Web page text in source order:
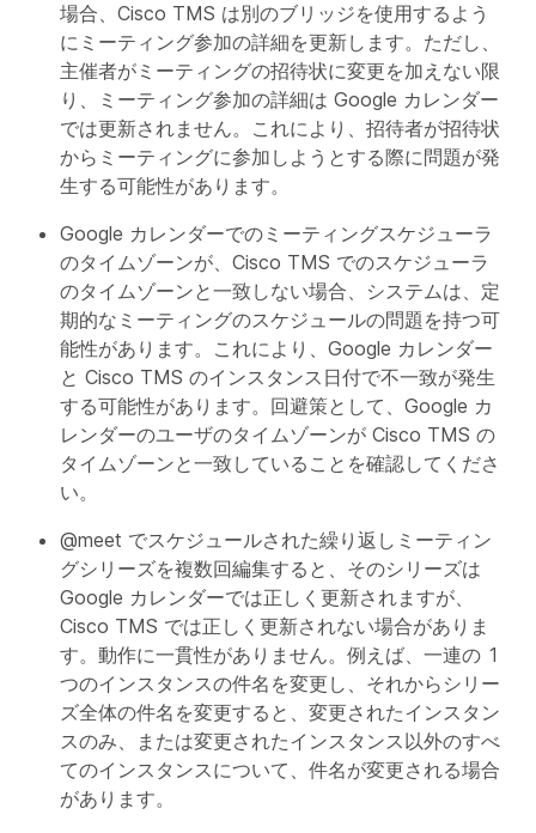
場合、Cisco TMS は別のブリッジを使用するよう
にミーティング参加の詳細を更新します。ただし、
主催者がミーティングの招待状に変更を加えない限
り、ミーティング参加の詳細は Google カレンダー
では更新されません。これにより、招待者が招待状
からミーティングに参加しようとする際に問題が発
生する可能性があります。
Google カレンダーでのミーティングスケジューラ
のタイムゾーンが、Cisco TMS でのスケジューラ
のタイムゾーンと一致しない場合、システムは、定
期的なミーティングのスケジュールの問題を持つ可
能性があります。これにより、Google カレンダー
と Cisco TMS のインスタンス日付で不一致が発生
する可能性があります。回避策として、Google カ
レンダーのユーザのタイムゾーンが Cisco TMS の
タイムゾーンと一致していることを確認してくださ
い。
@meet でスケジュールされた繰り返しミーティン
グシリーズを複数回編集すると、そのシリーズは
Google カレンダーでは正しく更新されますが、
Cisco TMS では正しく更新されない場合がありま
す。動作に一貫性がありません。例えば、一連の 1
つのインスタンスの件名を変更し、それからシリー
ズ全体の件名を変更すると、変更されたインスタン
スのみ、または変更されたインスタンス以外のすべ
てのインスタンスについて、件名が変更される場合
があります。